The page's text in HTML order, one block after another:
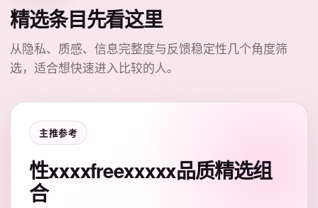
精选条目先看这里
从隐私、质感、信息完整度与反馈稳定性几个角度筛
选，适合想快速进入比较的人。
主推参考
性xxxxfreexxxxx品质精选组
合